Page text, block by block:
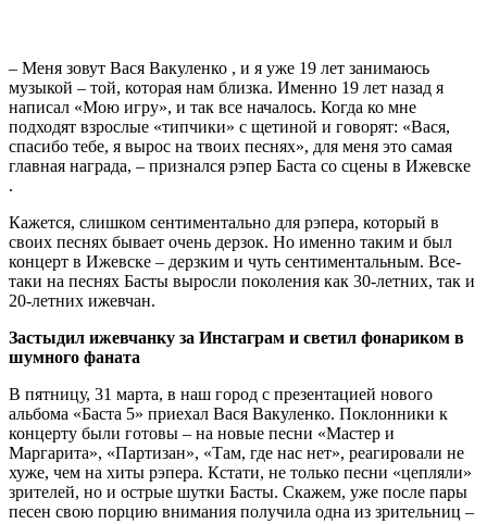
– Меня зовут Вася Вакуленко , и я уже 19 лет занимаюсь
музыкой – той, которая нам близка. Именно 19 лет назад я
написал «Мою игру», и так все началось. Когда ко мне
подходят взрослые «типчики» с щетиной и говорят: «Вася,
спасибо тебе, я вырос на твоих песнях», для меня это самая
главная награда, – признался рэпер Баста со сцены в Ижевске
.
Кажется, слишком сентиментально для рэпера, который в
своих песнях бывает очень дерзок. Но именно таким и был
концерт в Ижевске – дерзким и чуть сентиментальным. Все-
таки на песнях Басты выросли поколения как 30-летних, так и
20-летних ижевчан.
Застыдил ижевчанку за Инстаграм и светил фонариком в
шумного фаната
В пятницу, 31 марта, в наш город с презентацией нового
альбома «Баста 5» приехал Вася Вакуленко. Поклонники к
концерту были готовы – на новые песни «Мастер и
Маргарита», «Партизан», «Там, где нас нет», реагировали не
хуже, чем на хиты рэпера. Кстати, не только песни «цепляли»
зрителей, но и острые шутки Басты. Скажем, уже после пары
песен свою порцию внимания получила одна из зрительниц –